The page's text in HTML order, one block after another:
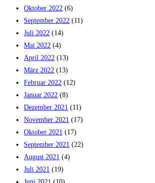
Oktober 2022 (6)
September 2022 (11)
Juli 2022 (14)
Mai 2022 (4)
April 2022 (13)
März 2022 (13)
Februar 2022 (12)
Januar 2022 (8)
Dezember 2021 (11)
November 2021 (17)
Oktober 2021 (17)
September 2021 (22)
August 2021 (4)
Juli 2021 (19)